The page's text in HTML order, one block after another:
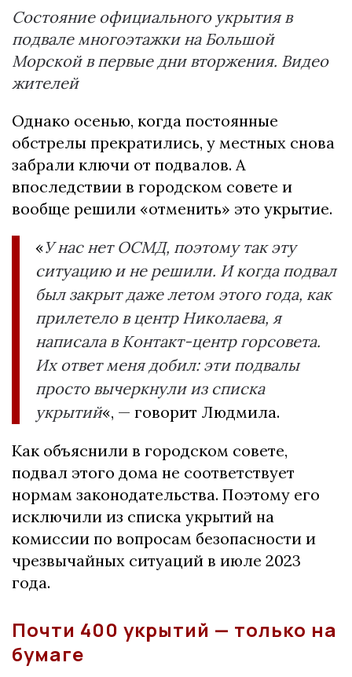
Состояние официального укрытия в
подвале многоэтажки на Большой
Морской в первые дни вторжения. Видео
жителей
Однако осенью, когда постоянные
обстрелы прекратились, у местных снова
забрали ключи от подвалов. А
впоследствии в городском совете и
вообще решили «отменить» это укрытие.
«У нас нет ОСМД, поэтому так эту
ситуацию и не решили. И когда подвал
был закрыт даже летом этого года, как
прилетело в центр Николаева, я
написала в Контакт-центр горсовета.
Их ответ меня добил: эти подвалы
просто вычеркнули из списка
укрытий«, — говорит Людмила.
Как объяснили в городском совете,
подвал этого дома не соответствует
нормам законодательства. Поэтому его
исключили из списка укрытий на
комиссии по вопросам безопасности и
чрезвычайных ситуаций в июле 2023
года.
Почти 400 укрытий — только на
бумаге